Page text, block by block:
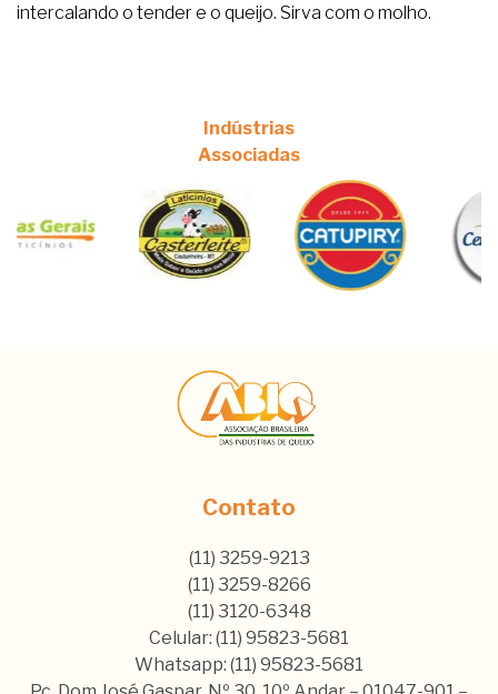
intercalando o tender e o queijo. Sirva com o molho.
Indústrias
Associadas
Contato
(11) 3259-9213
(11) 3259-8266
(11) 3120-6348
Celular: (11) 95823-5681
Whatsapp: (11) 95823-5681